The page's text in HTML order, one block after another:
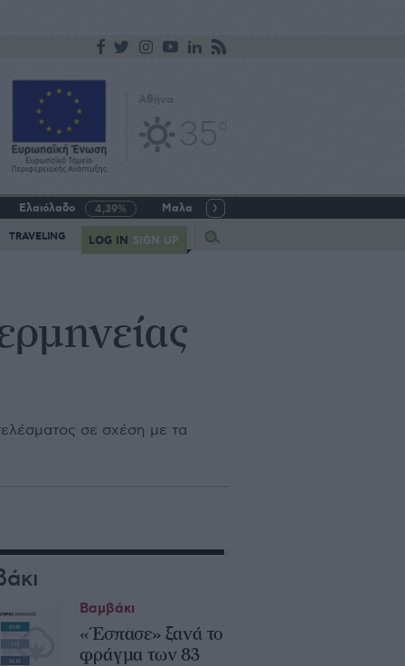
Ελαιόλαδο 4,39% Μαλακό σιτάρι
TRAVELING LOG IN SIGN UP
σε σχέση µε τα
«Έσπασε» ξανά το
φράγμα των 83
Βαμβάκι